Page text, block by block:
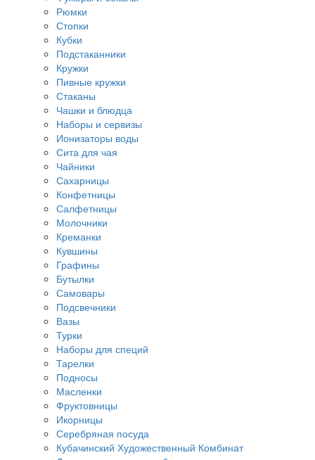
Рюмки
Стопки
Кубки
Подстаканники
Кружки
Пивные кружки
Стаканы
Чашки и блюдца
Наборы и сервизы
Ионизаторы воды
Сита для чая
Чайники
Сахарницы
Конфетницы
Салфетницы
Молочники
Креманки
Кувшины
Графины
Бутылки
Самовары
Подсвечники
Вазы
Турки
Наборы для специй
Тарелки
Подносы
Масленки
Фруктовницы
Икорницы
Серебряная посуда
Кубачинский Художественный Комбинат